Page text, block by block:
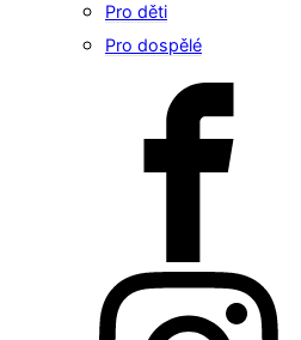
Pro děti
Pro dospělé